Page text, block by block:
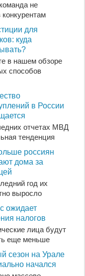
не
для
куда
в нашем обзоре
способов
в России
отчетах МВД
тенденция
россиян
дома за
год их
выросло
ожидает
налогов
лица будут
еще меньше
сезон на Урале
начался